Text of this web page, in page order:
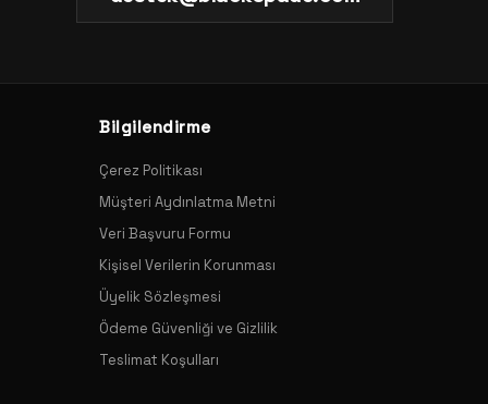
Bilgilendirme
Çerez Politikası
Müşteri Aydınlatma Metni
Veri Başvuru Formu
Kişisel Verilerin Korunması
Üyelik Sözleşmesi
Ödeme Güvenliği ve Gizlilik
Teslimat Koşulları